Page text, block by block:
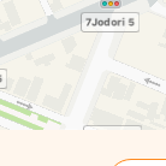
38-
73-秋月